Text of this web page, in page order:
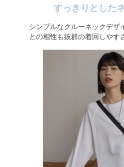
すっきりとした
シンプルなクルーネックデザ
との相性も抜群の着回しやす